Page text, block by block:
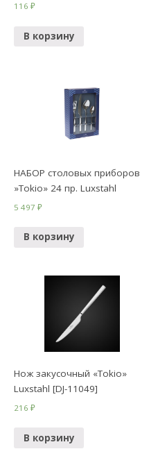
116₽
В корзину
НАБОР столовых приборов
»Tokio» 24 пр. Luxstahl
5 497₽
В корзину
Нож закусочный «Tokio»
Luxstahl [DJ-11049]
216₽
В корзину